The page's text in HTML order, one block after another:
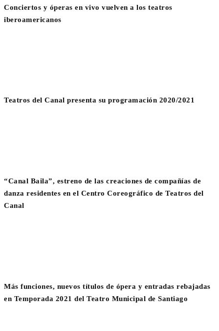
Conciertos y óperas en vivo vuelven a los teatros
iberoamericanos
Teatros del Canal presenta su programación 2020/2021
“Canal Baila”, estreno de las creaciones de compañías de
danza residentes en el Centro Coreográfico de Teatros del
Canal
Más funciones, nuevos títulos de ópera y entradas rebajadas
en Temporada 2021 del Teatro Municipal de Santiago